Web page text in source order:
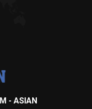
- ASIAN